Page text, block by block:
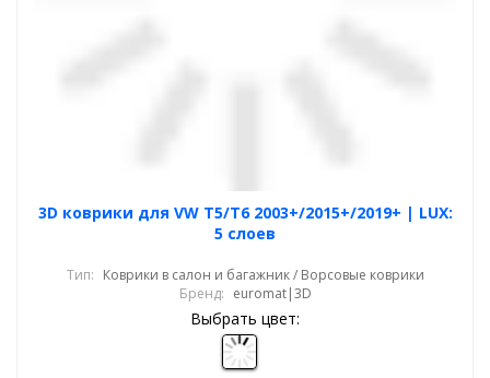
3D коврики для VW T5/T6 2003+/2015+/2019+ | LUX:
5 слоев
Тип: Коврики в салон и багажник / Ворсовые коврики
Бренд: euromat|3D
Выбрать цвет: